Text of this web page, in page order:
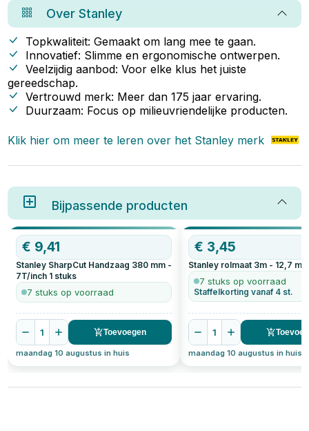
gereedschapspakket precies
wat je zoekt. Met deze complete
set geef je niet zomaar
gereedschap cadeau, maar een
vliegende start voor elke
beginnende klusser.
OverStanley
Topkwaliteit: Gemaakt om lang mee te gaan.
Innovatief: Slimme en ergonomische ontwerpen.
Veelzijdig aanbod: Voor elke klus het juiste
gereedschap.
Vertrouwd merk: Meer dan 175 jaar ervaring.
Duurzaam: Focus op milieuvriendelijke producten.
Klik hier om meer te leren over het Stanley merk
Bijpassende producten
€ 9,41
Stanley SharpCut Handzaag 380 mm -
7T/inch 1 stuks
7 stuks op voorraad
1 Toevoegen
maandag 10 augustus in huis
€ 3,45
Stanley rolmaat 3m - 12,7
7 stuks op voorraad
Staffelkorting vanaf 4 st.
1
maandag 10 augustus in huis